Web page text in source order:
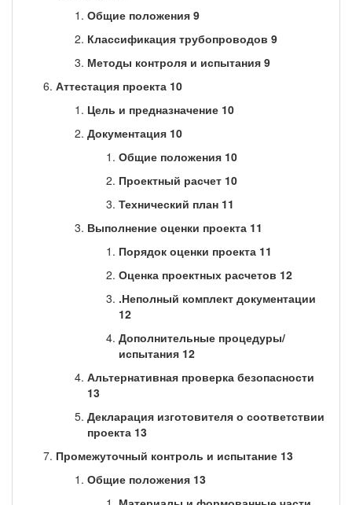
Общие положения 9
Классификация трубопроводов 9
Методы контроля и испытания 9
Аттестация проекта 10
Цель и предназначение 10
Документация 10
Общие положения 10
Проектный расчет 10
Технический план 11
Выполнение оценки проекта 11
Порядок оценки проекта 11
Оценка проектных расчетов 12
.Неполный комплект документации
12
Дополнительные процедуры/
испытания 12
Альтернативная проверка безопасности
13
Декларация изготовителя о соответствии
проекта 13
Промежуточный контроль и испытание 13
Общие положения 13